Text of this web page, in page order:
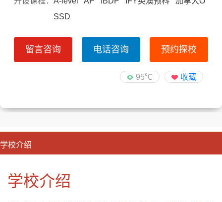
SSD
留言咨询 电话咨询 预约探校
95℃ 收藏
学校介绍
学校介绍